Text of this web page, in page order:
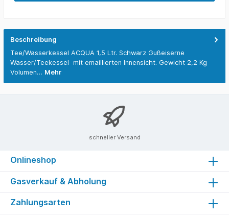
Beschreibung
Tee/Wasserkessel ACQUA 1,5 Ltr. Schwarz Gußeiserne
Wasser/Teekessel mit emaillierten Innensicht. Gewicht 2,2 Kg
Volumen… Mehr
schneller Versand
Onlineshop
Gasverkauf & Abholung
Zahlungsarten